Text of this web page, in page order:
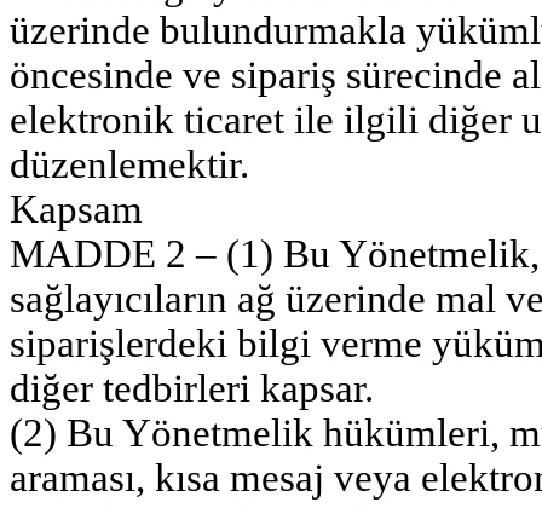
üzerinde bulundurmakla
öncesinde ve sipariş sürecinde
elektronik ticaret ile ilgili diğer
düzenlemektir.
Kapsam
MADDE 2 – (1) Bu Yönetmelik,
sağlayıcıların ağ üzerinde mal
siparişlerdeki bilgi verme
diğer tedbirleri kapsar.
(2) Bu Yönetmelik hükümleri,
araması, kısa mesaj veya